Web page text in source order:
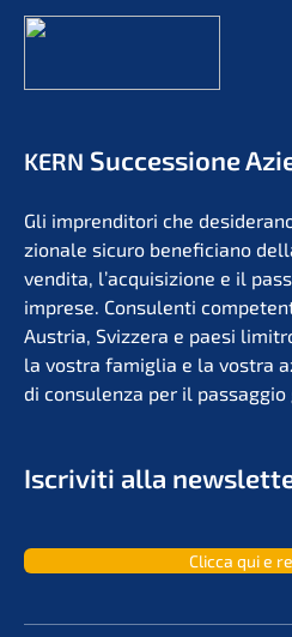
KERN Succes­sio­ne
Gli impren­di­to­ri che
zio­na­le sicuro benefi­ci­a­no
vendita, l’acqui­si­zio­ne e il
impre­se. Consu­len­ti
Austria, Svizzera e paesi
la vostra famiglia e la vostra
di consu­len­za per il
Iscri­vi­ti alla
Clicca qui e